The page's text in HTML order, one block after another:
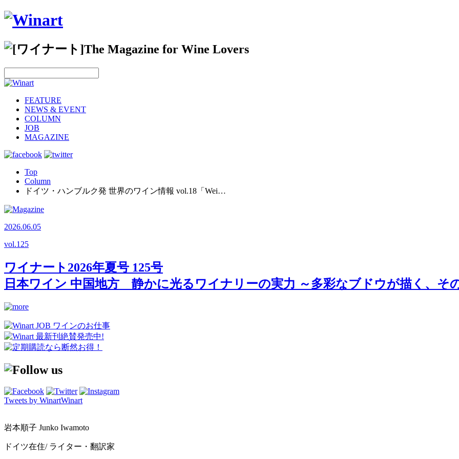
FEATURE
NEWS & EVENT
COLUMN
JOB
MAGAZINE
Top
Column
ドイツ・ハンブルク発 世界のワイン情報 vol.18「Wei…
2026.06.05
vol.125
ワイナート2026年夏号 125号
日本ワイン 中国地方 静かに光るワイナリーの実力 ～多彩なブドウが描く、そ
Tweets by WinartWinart
岩本順子 Junko Iwamoto
ドイツ在住/ ライター・翻訳家